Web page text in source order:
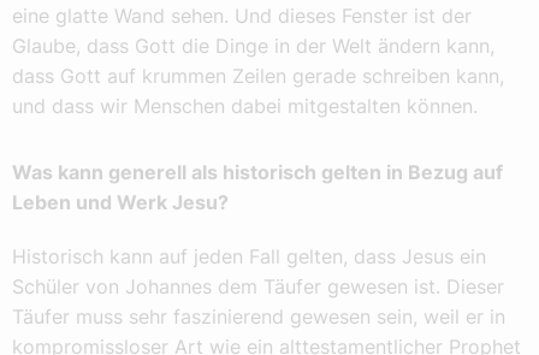
eine glatte Wand sehen. Und dieses Fenster ist der
Glaube, dass Gott die Dinge in der Welt ändern kann,
dass Gott auf krummen Zeilen gerade schreiben kann,
und dass wir Menschen dabei mitgestalten können.
Was kann generell als historisch gelten in Bezug auf
Leben und Werk Jesu?
Historisch kann auf jeden Fall gelten, dass Jesus ein
Schüler von Johannes dem Täufer gewesen ist. Dieser
Täufer muss sehr faszinierend gewesen sein, weil er in
kompromissloser Art wie ein alttestamentlicher Prophet